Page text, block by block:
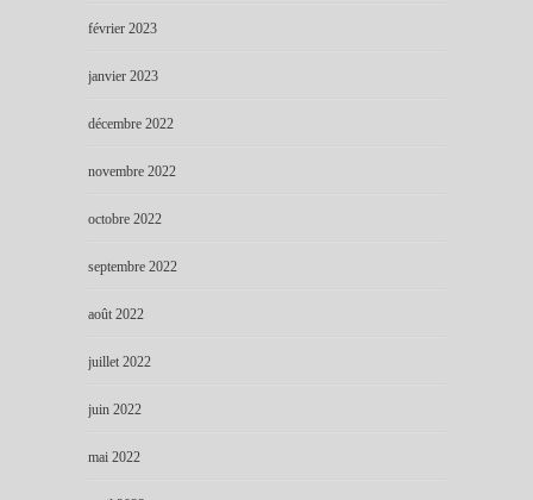
février 2023
janvier 2023
décembre 2022
novembre 2022
octobre 2022
septembre 2022
août 2022
juillet 2022
juin 2022
mai 2022